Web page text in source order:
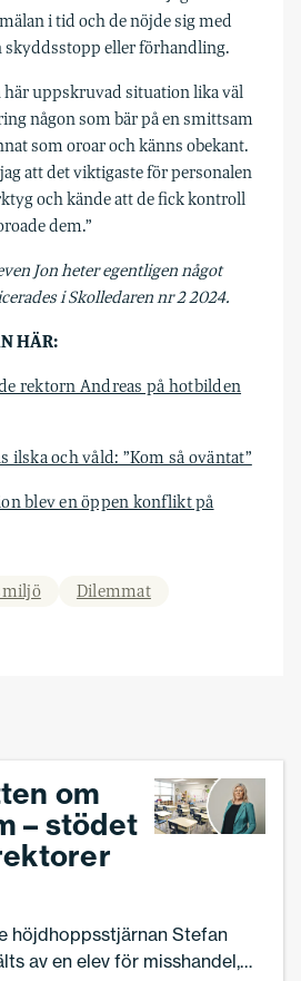
i tid och de nöjde sig med
skyddsstopp eller förhandling.
här uppskruvad situation lika väl
någon som bär på en smittsam
som oroar och känns obekant.
att det viktigaste för personalen
och kände att de fick kontroll
dem.”
Jon heter egentligen något
i Skolledaren nr 2 2024.
HÄR:
rektorn Andreas på hotbilden
ilska och våld: ”Kom så oväntat”
blev en öppen konflikt på
Dilemmat
om
– stödet
höjdhoppsstjärnan Stefan
av en elev för misshandel,